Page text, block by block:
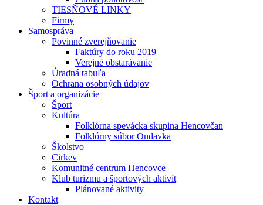
TIESŇOVÉ LINKY
Firmy
Samospráva
Povinné zverejňovanie
Faktúry do roku 2019
Verejné obstarávanie
Úradná tabuľa
Ochrana osobných údajov
Šport a organizácie
Šport
Kultúra
Folklórna spevácka skupina Hencovčan
Folklórny súbor Ondavka
Školstvo
Cirkev
Komunitné centrum Hencovce
Klub turizmu a športových aktivít
Plánované aktivity
Kontakt